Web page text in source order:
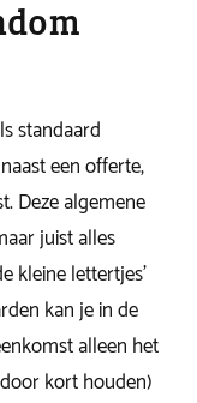
standaard
een offerte,
Deze algemene
juist alles
kleine lettertjes’
kan je in de
alleen het
kort houden)